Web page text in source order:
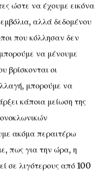
ώστε να έχουμε εικόνα
αλλά δεδομένου
που κόλλησαν δεν
να μένουμε
βρίσκονται οι
μπορούμε να
κάποια μείωση της
ακόμα περαιτέρω
πως για την ώρα, η
σε λιγότερους από 100